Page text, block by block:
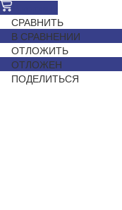
СРАВНИТЬ
В СРАВНЕНИИ
ОТЛОЖИТЬ
ОТЛОЖЕН
ПОДЕЛИТЬСЯ